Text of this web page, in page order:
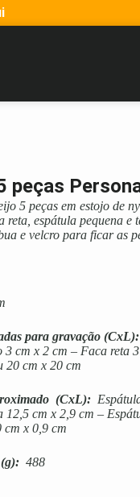
peças
5 peças em estojo de
reta, espátula pequena e
e velcro para ficar as
para gravação (CxL):
cm x 2 cm – Faca reta
20 cm x 20 cm
(CxL):
12,5 cm x 2,9 cm –
cm x 0,9 cm
(g): 488